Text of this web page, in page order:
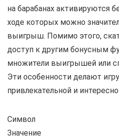
на барабанах активируются
ходе которых можно
выигрыш. Помимо этого,
доступ к другим бонусным
множители выигрышей или
Эти особенности делают
привлекательной и
Символ
Значение